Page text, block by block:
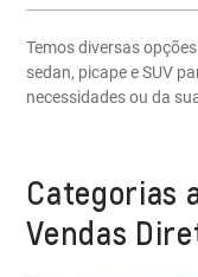
Temos diversas
sedan, picape e SUV
necessidades ou da
Categorias
Vendas